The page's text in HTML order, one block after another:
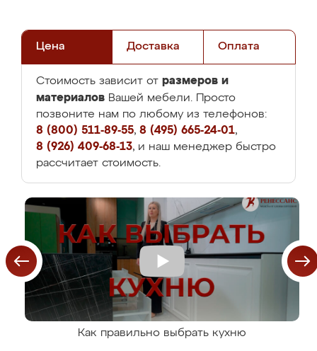
Цена Доставка Оплата
Стоимость зависит от размеров и
материалов Вашей мебели. Просто
позвоните нам по любому из телефонов:
8 (800) 511-89-55, 8 (495) 665-24-01,
8 (926) 409-68-13, и наш менеджер быстро
рассчитает стоимость.
Как правильно выбрать кухню